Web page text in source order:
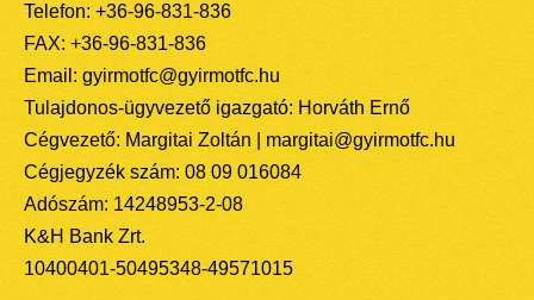
Telefon: +36-96-831-836
FAX: +36-96-831-836
Email: gyirmotfc@gyirmotfc.hu
Tulajdonos-ügyvezető igazgató: Horváth Ernő
Cégvezető: Margitai Zoltán | margitai@gyirmotfc.hu
Cégjegyzék szám: 08 09 016084
Adószám: 14248953-2-08
K&H Bank Zrt.
10400401-50495348-49571015